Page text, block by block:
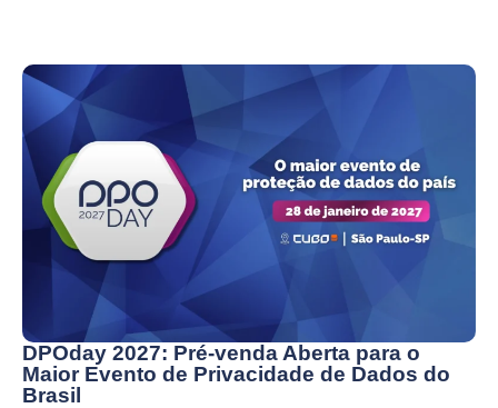
DPOday 2027: Pré-venda Aberta para o
Maior Evento de Privacidade de Dados do
Brasil